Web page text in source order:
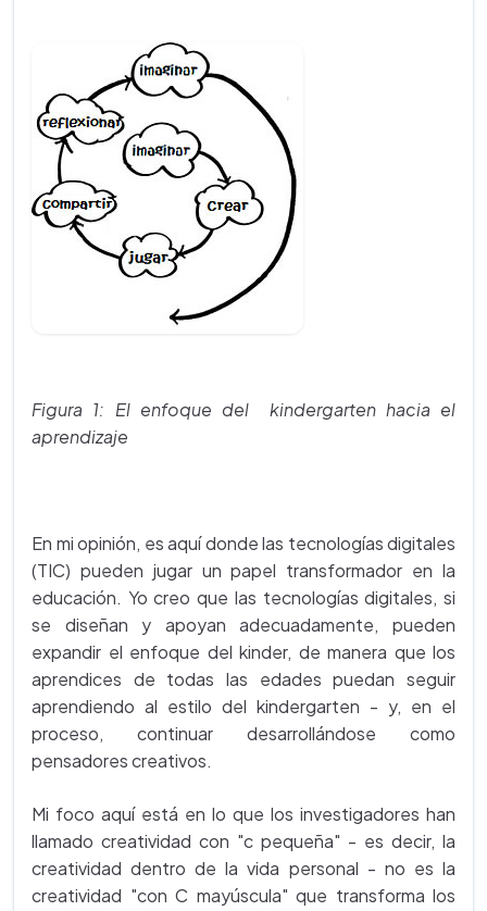
Figura 1: El enfoque del kindergarten hacia el
aprendizaje
En mi opinión, es aquí donde las tecnologías digitales
(TIC) pueden jugar un papel transformador en la
educación. Yo creo que las tecnologías digitales, si
se diseñan y apoyan adecuadamente, pueden
expandir el enfoque del kinder, de manera que los
aprendices de todas las edades puedan seguir
aprendiendo al estilo del kindergarten - y, en el
proceso, continuar desarrollándose como
pensadores creativos.
Mi foco aquí está en lo que los investigadores han
llamado creatividad con "c pequeña" - es decir, la
creatividad dentro de la vida personal - no es la
creatividad "con C mayúscula" que transforma los